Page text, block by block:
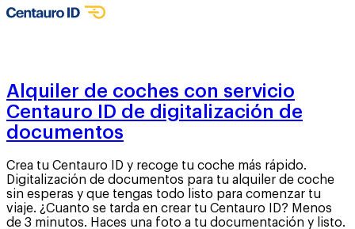
Alquiler de coches con servicio
Centauro ID de digitalización de
documentos
Crea tu Centauro ID y recoge tu coche más rápido.
Digitalización de documentos para tu alquiler de coche
sin esperas y que tengas todo listo para comenzar tu
viaje. ¿Cuanto se tarda en crear tu Centauro ID? Menos
de 3 minutos. Haces una foto a tu documentación y listo.